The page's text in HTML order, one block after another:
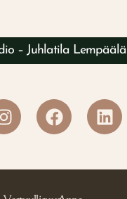
– Juhlatila Lempäälä